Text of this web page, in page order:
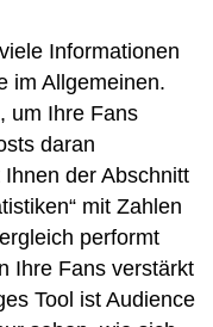
Informationen
im Allgemeinen.
um Ihre Fans
daran
der Abschnitt
mit Zahlen
performt
Ihre Fans verstärkt
Tool ist Audience